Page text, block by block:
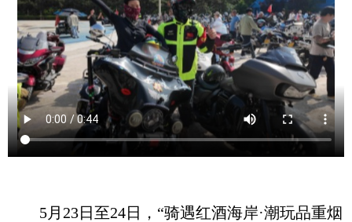
5月23日至24日，“骑遇红酒海岸·潮玩品重烟